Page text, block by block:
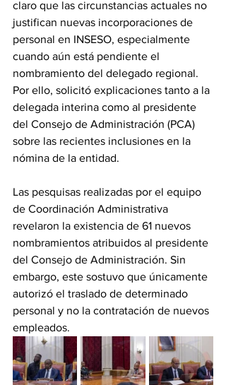
claro que las circunstancias actuales no
justifican nuevas incorporaciones de
personal en INSESO, especialmente
cuando aún está pendiente el
nombramiento del delegado regional.
Por ello, solicitó explicaciones tanto a la
delegada interina como al presidente
del Consejo de Administración (PCA)
sobre las recientes inclusiones en la
nómina de la entidad.
Las pesquisas realizadas por el equipo
de Coordinación Administrativa
revelaron la existencia de 61 nuevos
nombramientos atribuidos al presidente
del Consejo de Administración. Sin
embargo, este sostuvo que únicamente
autorizó el traslado de determinado
personal y no la contratación de nuevos
empleados.